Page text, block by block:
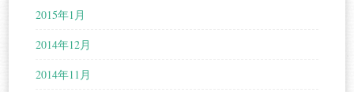
2015年1月
2014年12月
2014年11月